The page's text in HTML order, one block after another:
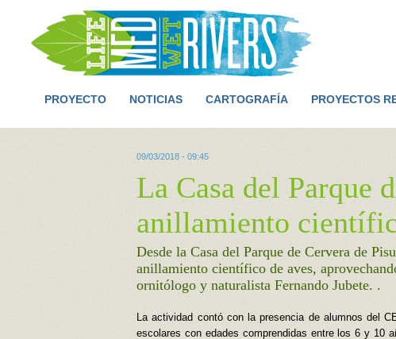
PROYECTO NOTICIAS CARTOGRAFÍA PROYECTOS
09/03/2018 - 09:45
La Casa del Parque
anillamiento
Desde la Casa del Parque de Cervera de
anillamiento científico de aves,
ornitólogo y naturalista Fernando Jubete. .
La actividad contó con la presencia de alumnos del
escolares con edades comprendidas entre los 6 y 10